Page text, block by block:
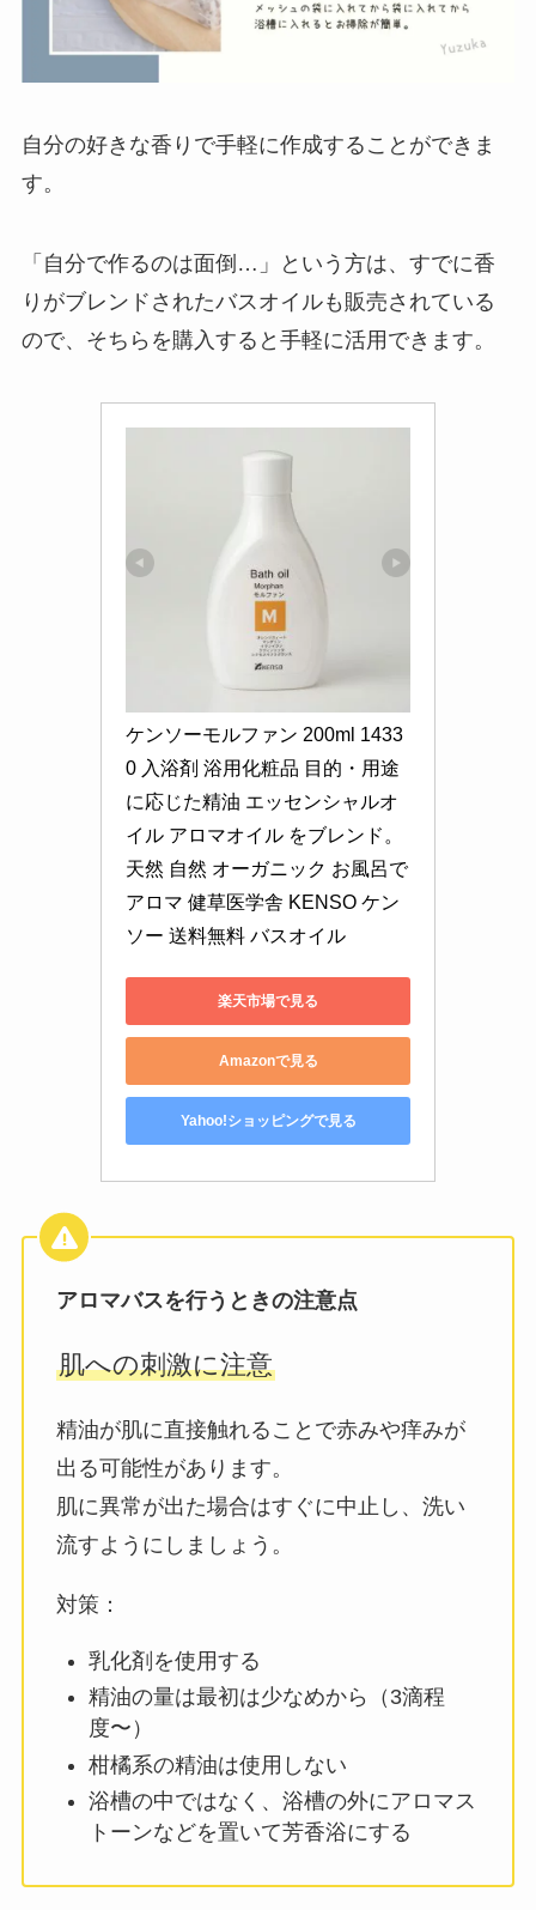
自分の好きな香りで手軽に作成することができま
す。
「自分で作るのは面倒…」という方は、すでに香
りがブレンドされたバスオイルも販売されている
ので、そちらを購入すると手軽に活用できます。
ケンソーモルファン 200ml 1433
0 入浴剤 浴用化粧品 目的・用途
に応じた精油 エッセンシャルオ
イル アロマオイル をブレンド。
天然 自然 オーガニック お風呂で
アロマ 健草医学舎 KENSO ケン
ソー 送料無料 バスオイル
楽天市場で見る
Amazonで見る
Yahoo!ショッピングで見る
アロマバスを行うときの注意点
肌への刺激に注意
精油が肌に直接触れることで赤みや痒みが
出る可能性があります。
肌に異常が出た場合はすぐに中止し、洗い
流すようにしましょう。
対策：
乳化剤を使用する
精油の量は最初は少なめから（3滴程
度〜）
柑橘系の精油は使用しない
浴槽の中ではなく、浴槽の外にアロマス
トーンなどを置いて芳香浴にする